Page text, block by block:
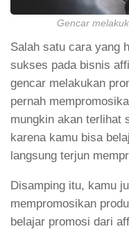
Gencar
Salah satu cara yang
sukses pada bisnis
gencar melakukan
pernah
mungkin akan terlihat
karena kamu bisa
langsung terjun
Disamping itu, kamu
mempromosikan
belajar promosi dari